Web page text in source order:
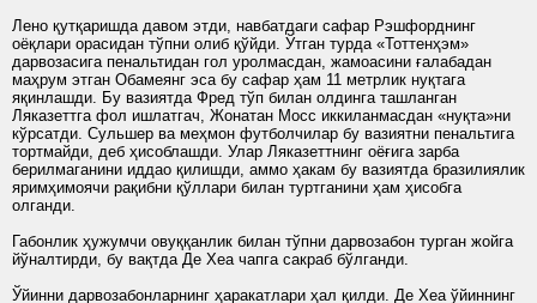
Лено қутқаришда давом этди, навбатдаги сафар Рэшфорднинг
оёқлари орасидан тўпни олиб қўйди. Ўтган турда «Тоттенҳэм»
дарвозасига пенальтидан гол уролмасдан, жамоасини ғалабадан
маҳрум этган Обамеянг эса бу сафар ҳам 11 метрлик нуқтага
яқинлашди. Бу вазиятда Фред тўп билан олдинга ташланган
Ляказеттга фол ишлатгач, Жонатан Мосс иккиланмасдан «нуқта»ни
кўрсатди. Сульшер ва меҳмон футболчилар бу вазиятни пенальтига
тортмайди, деб ҳисоблашди. Улар Ляказеттнинг оёғига зарба
берилмаганини иддао қилишди, аммо ҳакам бу вазиятда бразилиялик
яримҳимоячи рақибни қўллари билан туртганини ҳам ҳисобга
олганди.
Габонлик ҳужумчи овуққанлик билан тўпни дарвозабон турган жойга
йўналтирди, бу вақтда Де Хеа чапга сакраб бўлганди.
Ўйинни дарвозабонларнинг ҳаракатлари ҳал қилди. Де Хеа ўйиннинг